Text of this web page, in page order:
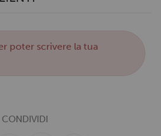
poter scrivere la tua
CONDIVIDI